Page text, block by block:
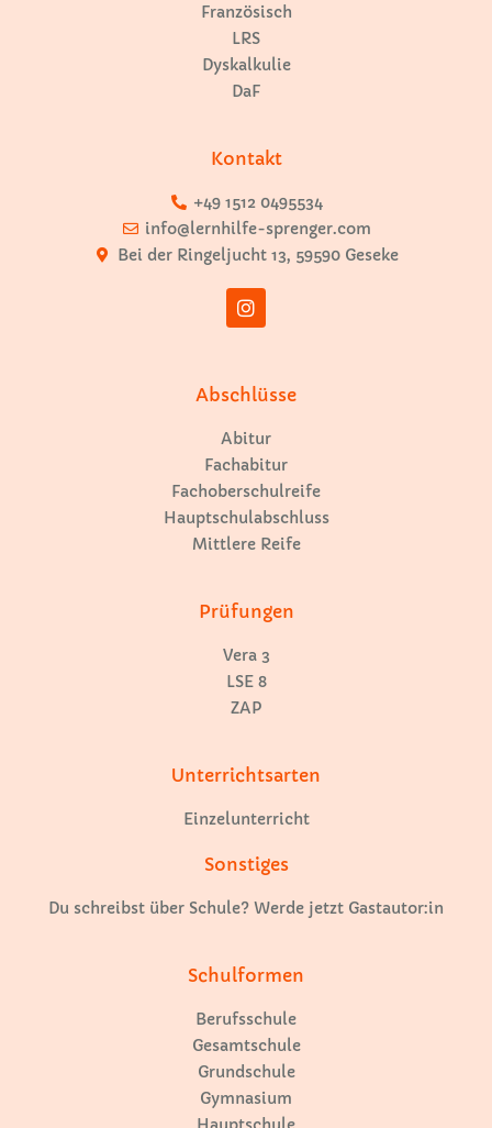
Französisch
LRS
Dyskalkulie
DaF
Kontakt
+49 1512 0495534
info@lernhilfe-sprenger.com
Bei der Ringeljucht 13, 59590 Geseke
Abschlüsse
Abitur
Fachabitur
Fachoberschulreife
Hauptschulabschluss
Mittlere Reife
Prüfungen
Vera 3
LSE 8
ZAP
Unterrichtsarten
Einzelunterricht
Sonstiges
Du schreibst über Schule? Werde jetzt Gastautor:in
Schulformen
Berufsschule
Gesamtschule
Grundschule
Gymnasium